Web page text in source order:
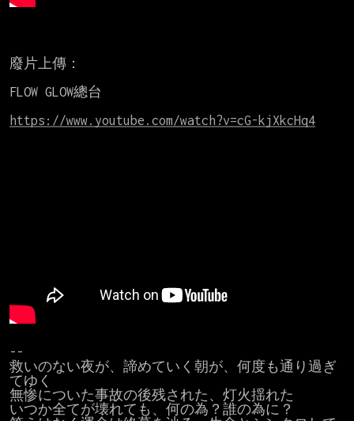
廢片上傳：
FLOW GLOW總台
https://www.youtube.com/watch?v=cG-kjXkcHq4
--
救いのない夜が、諦めていく朝が、何度も通り過ぎ
てゆく
無惨についた事故の後残された、灯火揺れた
いつか全てが壊れても、何の為？誰の為に？